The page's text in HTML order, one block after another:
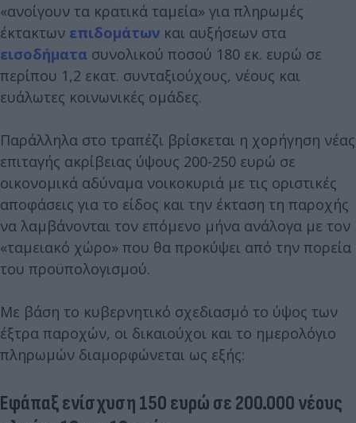
«ανοίγουν τα κρατικά ταμεία» για πληρωμές
έκτακτων επιδομάτων και αυξήσεων στα
εισοδήματα συνολικού ποσού 180 εκ. ευρώ σε
περίπου 1,2 εκατ. συνταξιούχους, νέους και
ευάλωτες κοινωνικές ομάδες.
Παράλληλα στο τραπέζι βρίσκεται η χορήγηση νέας
επιταγής ακρίβειας ύψους 200-250 ευρώ σε
οικονομικά αδύναμα νοικοκυριά με τις οριστικές
αποφάσεις για το είδος και την έκταση τη παροχής
να λαμβάνονται τον επόμενο μήνα ανάλογα με τον
«ταμειακό χώρο» που θα προκύψει από την πορεία
του προϋπολογισμού.
Με βάση το κυβερνητικό σχεδιασμό το ύψος των
έξτρα παροχών, οι δικαιούχοι και το ημερολόγιο
πληρωμών διαμορφώνεται ως εξής:
Εφάπαξ ενίσχυση 150 ευρώ σε 200.000 νέους